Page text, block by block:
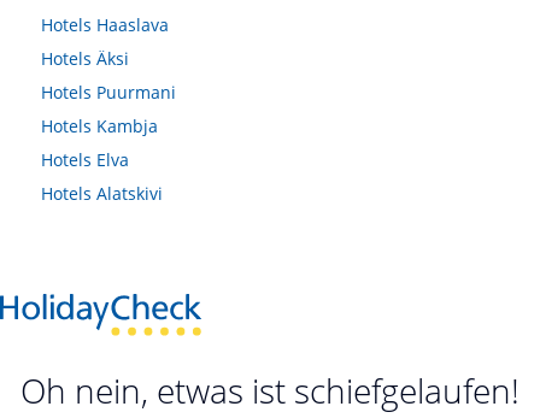
Hotels Haaslava
Hotels Äksi
Hotels Puurmani
Hotels Kambja
Hotels Elva
Hotels Alatskivi
Oh nein, etwas ist schiefgelaufen!